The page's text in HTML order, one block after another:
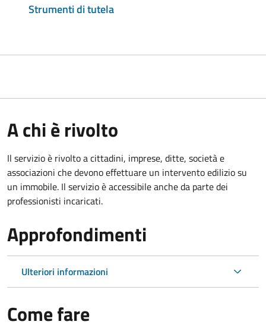
Strumenti di tutela
A chi è rivolto
Il servizio è rivolto a cittadini, imprese, ditte, società e
associazioni che devono effettuare un intervento edilizio su
un immobile. Il servizio è accessibile anche da parte dei
professionisti incaricati.
Approfondimenti
Ulteriori informazioni
Come fare